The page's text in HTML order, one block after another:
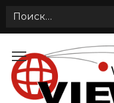
Search
содержанию